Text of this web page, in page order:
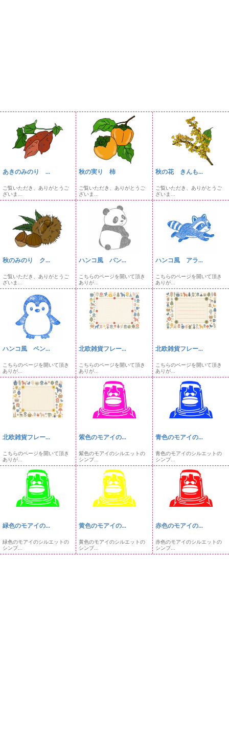
あきのみのり ...
ご覧いただき、ありがとうご
ざいま...
秋の実り 柿
ご覧いただき、ありがとうご
ざいま...
秋の花 きんも...
ご覧いただき、ありがとうご
ざいま...
秋のみのり ク...
ご覧いただき、ありがとうご
ざいま...
ハンコ風 パン...
こちらのページを開いて頂き
ありが...
ハンコ風 アラ...
こちらのページを開いて頂き
ありが...
ハンコ風 ペン...
こちらのページを開いて頂き
ありが...
北欧雑貨フレー...
こちらのページを開いて頂き
ありが...
北欧雑貨フレー...
こちらのページを開いて頂き
ありが...
北欧雑貨フレー...
こちらのページを開いて頂き
ありが...
紫色のモアイの...
紫色のモアイのシルエットの
シンプ...
青色のモアイの...
青色のモアイのシルエットの
シンプ...
緑色のモアイの...
緑色のモアイのシルエットの
シンプ...
黄色のモアイの...
黄色のモアイのシルエットの
シンプ...
赤色のモアイの...
赤色のモアイのシルエットの
シンプ...